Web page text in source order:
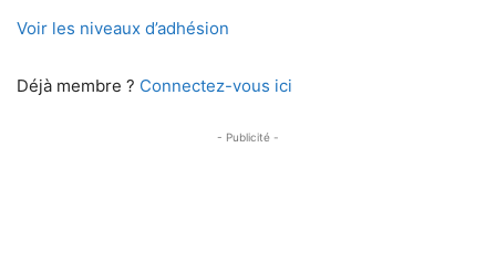
Voir les niveaux d’adhésion
Déjà membre ? Connectez-vous ici
- Publicité -